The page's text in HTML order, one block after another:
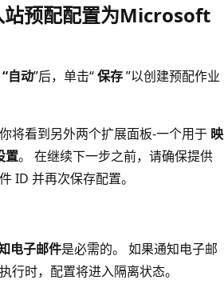
站预配配置为Microsoft
“自动”后，单击“保存”以创建预配作业
将看到另外两个扩展面板-一个用于 映
置。 在继续下一步之前，请确保提供
ID 并再次保存配置。
电子邮件是必需的。 如果通知电子邮
行时，配置将进入隔离状态。